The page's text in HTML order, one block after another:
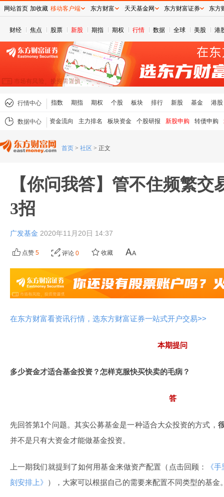
财经 焦点 股票 新股 期指 期权 行情 数据 全球 美股 港
行情中心 指数 期指 期权 个股 板块 排行 新股 基金 港股
数据中心 资金流向 主力排名 板块资金 个股研报 新股申购 转债申购
首页 > 社区 > 正文
【你问我答】管不住频繁交
3招
广发基金 2020年11月20日 14:37
点赞 5 评论 0 收藏
在东方财富看资讯行情，选东方财富证券一站式开户交易>>
本期提问
多少资金才适合基金投资？怎样克服快买快卖的毛病？
答
先回答第1个问题。其实公募基金是一种适合大众投资的方式，
并不是只有大资金才能做基金投资。
上一期我们就提到了如何用基金来做资产配置（点击回顾：
《
刻安排上》 ），大家可以根据自己的需要来配置不同类型的基金
网站首页 加收藏 移动客户端 东方财富 天天基金网 东方财富证券 东方